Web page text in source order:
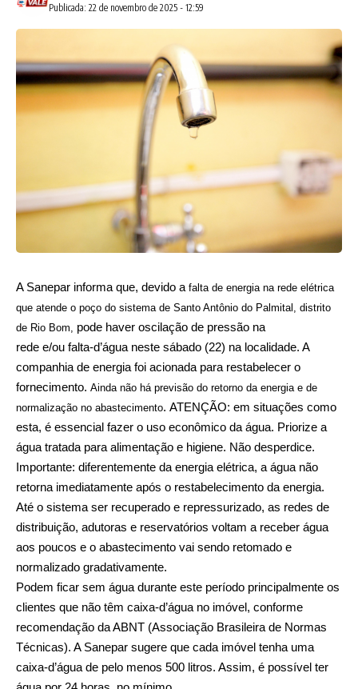
Publicada: 22 de novembro de 2025 - 12:59
A Sanepar informa que, devido a falta de energia na rede elétrica
que atende o poço do sistema de Santo Antônio do Palmital, distrito
de Rio Bom, pode haver oscilação de pressão na
rede e/ou falta-d’água neste sábado (22) na localidade. A
companhia de energia foi acionada para restabelecer o
fornecimento. Ainda não há previsão do retorno da energia e de
normalização no abastecimento. ATENÇÃO: em situações como
esta, é essencial fazer o uso econômico da água. Priorize a
água tratada para alimentação e higiene. Não desperdice.
Importante: diferentemente da energia elétrica, a água não
retorna imediatamente após o restabelecimento da energia.
Até o sistema ser recuperado e repressurizado, as redes de
distribuição, adutoras e reservatórios voltam a receber água
aos poucos e o abastecimento vai sendo retomado e
normalizado gradativamente.
Podem ficar sem água durante este período principalmente os
clientes que não têm caixa-d’água no imóvel, conforme
recomendação da ABNT (Associação Brasileira de Normas
Técnicas). A Sanepar sugere que cada imóvel tenha uma
caixa-d’água de pelo menos 500 litros. Assim, é possível ter